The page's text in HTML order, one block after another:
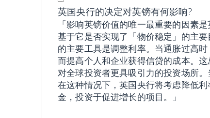
英国央行的决定对英镑有何影响?
「影响英镑价值的唯一最重要的因素
基于它是否实现了「物价稳定」的主
的主要工具是调整利率。当通胀过高
而提高个人和企业获得信贷的成本。
对全球投资者更具吸引力的投资场所
在这种情况下，英国央行将考虑降低
金，投资于促进增长的项目。」